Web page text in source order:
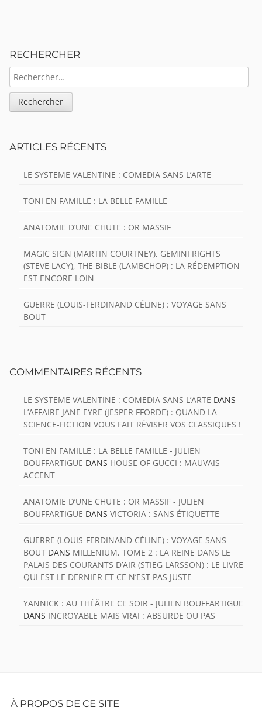
RECHERCHER
RECHERCHER :
ARTICLES RÉCENTS
LE SYSTEME VALENTINE : COMEDIA SANS L’ARTE
TONI EN FAMILLE : LA BELLE FAMILLE
ANATOMIE D’UNE CHUTE : OR MASSIF
MAGIC SIGN (MARTIN COURTNEY), GEMINI RIGHTS
(STEVE LACY), THE BIBLE (LAMBCHOP) : LA RÉDEMPTION
EST ENCORE LOIN
GUERRE (LOUIS-FERDINAND CÉLINE) : VOYAGE SANS
BOUT
COMMENTAIRES RÉCENTS
LE SYSTEME VALENTINE : COMEDIA SANS L’ARTE DANS
L’AFFAIRE JANE EYRE (JESPER FFORDE) : QUAND LA
SCIENCE-FICTION VOUS FAIT RÉVISER VOS CLASSIQUES !
TONI EN FAMILLE : LA BELLE FAMILLE - JULIEN
BOUFFARTIGUE DANS HOUSE OF GUCCI : MAUVAIS
ACCENT
ANATOMIE D’UNE CHUTE : OR MASSIF - JULIEN
BOUFFARTIGUE DANS VICTORIA : SANS ÉTIQUETTE
GUERRE (LOUIS-FERDINAND CÉLINE) : VOYAGE SANS
BOUT DANS MILLENIUM, TOME 2 : LA REINE DANS LE
PALAIS DES COURANTS D’AIR (STIEG LARSSON) : LE LIVRE
QUI EST LE DERNIER ET CE N’EST PAS JUSTE
YANNICK : AU THÉÂTRE CE SOIR - JULIEN BOUFFARTIGUE
DANS INCROYABLE MAIS VRAI : ABSURDE OU PAS
À PROPOS DE CE SITE